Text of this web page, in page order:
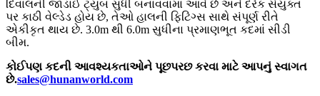
દિવાલની જાડાઈ ટ્યુબ સુધી બનાવવામાં આવે છે અને દરેક સંયુક્ત
પર કાઠી વેલ્ડેડ હોય છે, તેઓ હાલની ફિટિંગ્સ સાથે સંપૂર્ણ રીતે
એકીકૃત થાય છે. 3.0m થી 6.0m સુધીના પ્રમાણભૂત કદમાં સીડી
બીમ.
કોઈપણ કદની આવશ્યકતાઓને પૂછપરછ કરવા માટે આપનું સ્વાગત
છે.sales@hunanworld.com